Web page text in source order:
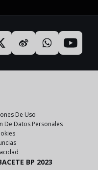
De Uso
De Datos Personales
BP 2023